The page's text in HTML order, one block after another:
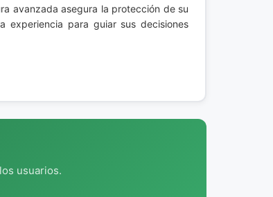
avanzada asegura la protección de su
experiencia para guiar sus decisiones
usuarios.